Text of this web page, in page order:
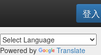
登入
Powered by Translate